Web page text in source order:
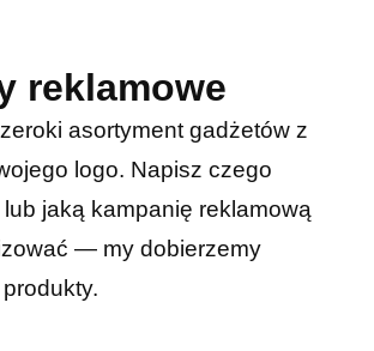
reklamowe
asortyment gadżetów z
logo. Napisz czego
jaką kampanię reklamową
— my dobierzemy